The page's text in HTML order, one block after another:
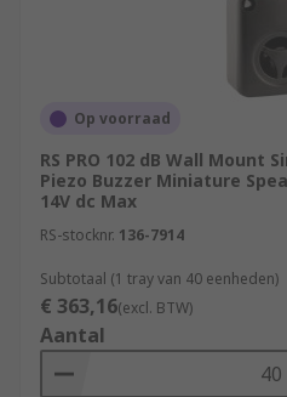
Op voorraad
RS PRO 102 dB Wall Mount
Piezo Buzzer Miniature
14V dc Max
RS-stocknr. 136-7914
Subtotaal (1 tray van 40 eenheden)
€ 363,16(excl. BTW)
Aantal